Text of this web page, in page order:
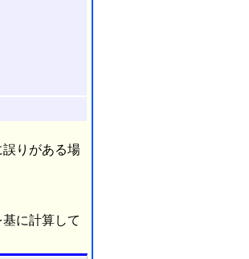
誤りがある場
に計算して